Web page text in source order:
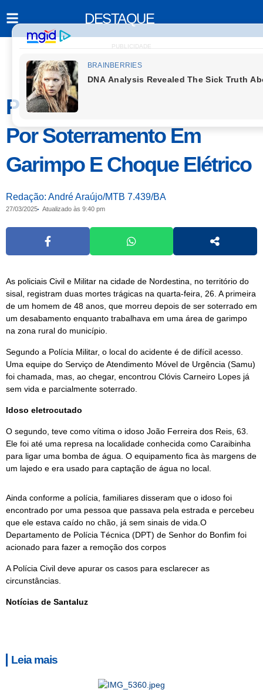
DESTAQUE
PUBLICIDADE
Polícias Registram Mortes
Por Soterramento Em
Garimpo E Choque Elétrico
Redação: André Araújo/MTB 7.439/BA
27/03/2025 Atualizado às 9:40 pm
As policiais Civil e Militar na cidade de Nordestina, no território do
sisal, registram duas mortes trágicas na quarta-feira, 26. A primeira
de um homem de 48 anos, que morreu depois de ser soterrado em
um desabamento enquanto trabalhava em uma área de garimpo
na zona rural do município.
Segundo a Polícia Militar, o local do acidente é de difícil acesso.
Uma equipe do Serviço de Atendimento Móvel de Urgência (Samu)
foi chamada, mas, ao chegar, encontrou Clóvis Carneiro Lopes já
sem vida e parcialmente soterrado.
Idoso eletrocutado
O segundo, teve como vítima o idoso João Ferreira dos Reis, 63.
Ele foi até uma represa na localidade conhecida como Caraibinha
para ligar uma bomba de água. O equipamento fica às margens de
um lajedo e era usado para captação de água no local.
Ainda conforme a polícia, familiares disseram que o idoso foi
encontrado por uma pessoa que passava pela estrada e percebeu
que ele estava caído no chão, já sem sinais de vida.O
Departamento de Polícia Técnica (DPT) de Senhor do Bonfim foi
acionado para fazer a remoção dos corpos
A Polícia Civil deve apurar os casos para esclarecer as
circunstâncias.
Notícias de Santaluz
Leia mais